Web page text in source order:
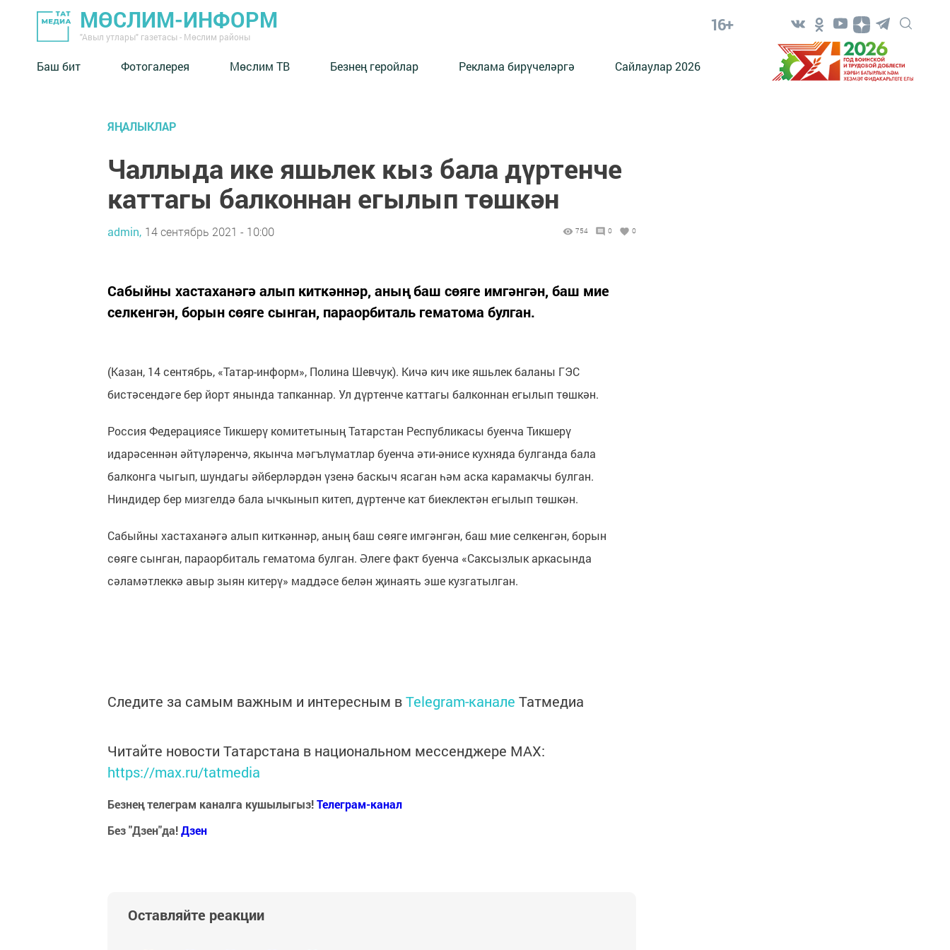
МӨСЛИМ-ИНФОРМ
"Авыл утлары" газетасы - Мөслим районы
16+
Баш бит Фотогалерея Мөслим ТВ Безнең геройлар Реклама бирүчеләргә Сайлаулар 2026
ЯҢАЛЫКЛАР
Чаллыда ике яшьлек кыз бала дүртенче
каттагы балконнан егылып төшкән
admin, 14 сентябрь 2021 - 10:00 754 0 0
Сабыйны хастаханәгә алып киткәннәр, аның баш сөяге имгәнгән, баш мие
селкенгән, борын сөяге сынган, параорбиталь гематома булган.
(Казан, 14 сентябрь, «Татар-информ», Полина Шевчук). Кичә кич ике яшьлек баланы ГЭС
бистәсендәге бер йорт янында тапканнар. Ул дүртенче каттагы балконнан егылып төшкән.
Россия Федерациясе Тикшерү комитетының Татарстан Республикасы буенча Тикшерү
идарәсеннән әйтүләренчә, якынча мәгълүматлар буенча әти-әнисе кухняда булганда бала
балконга чыгып, шундагы әйберләрдән үзенә баскыч ясаган һәм аска карамакчы булган.
Ниндидер бер мизгелдә бала ычкынып китеп, дүртенче кат биеклектән егылып төшкән.
Сабыйны хастаханәгә алып киткәннәр, аның баш сөяге имгәнгән, баш мие селкенгән, борын
сөяге сынган, параорбиталь гематома булган. Әлеге факт буенча «Саксызлык аркасында
сәламәтлеккә авыр зыян китерү» маддәсе белән җинаять эше кузгатылган.
Следите за самым важным и интересным вTelegram-канале Татмедиа
Читайте новости Татарстана в национальном мессенджере MАХ:
https://max.ru/tatmedia
Безнең телеграм каналга кушылыгыз!Телеграм-канал
Без "Дзен"да!Дзен
Оставляйте реакции